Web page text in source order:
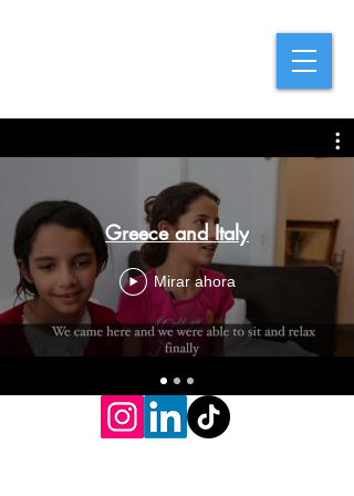
Greece and Italy
Mirar ahora